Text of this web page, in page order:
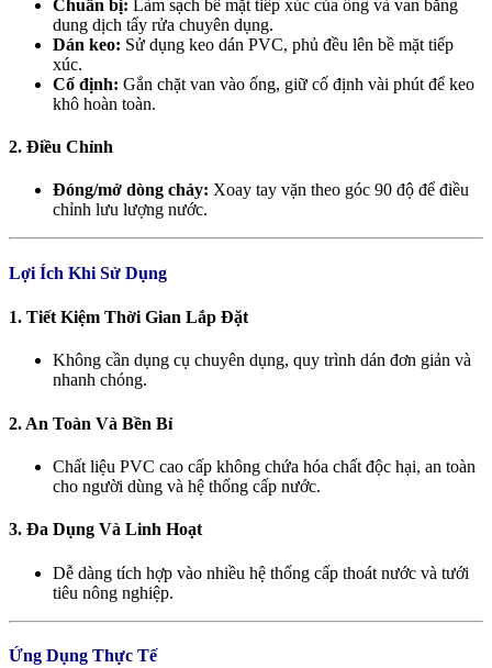
Chuẩn bị: Làm sạch bề mặt tiếp xúc của ống và van bằng
dung dịch tẩy rửa chuyên dụng.
Dán keo: Sử dụng keo dán PVC, phủ đều lên bề mặt tiếp
xúc.
Cố định: Gắn chặt van vào ống, giữ cố định vài phút để keo
khô hoàn toàn.
2. Điều Chỉnh
Đóng/mở dòng chảy: Xoay tay vặn theo góc 90 độ để điều
chỉnh lưu lượng nước.
Lợi Ích Khi Sử Dụng
1. Tiết Kiệm Thời Gian Lắp Đặt
Không cần dụng cụ chuyên dụng, quy trình dán đơn giản và
nhanh chóng.
2. An Toàn Và Bền Bỉ
Chất liệu PVC cao cấp không chứa hóa chất độc hại, an toàn
cho người dùng và hệ thống cấp nước.
3. Đa Dụng Và Linh Hoạt
Dễ dàng tích hợp vào nhiều hệ thống cấp thoát nước và tưới
tiêu nông nghiệp.
Ứng Dụng Thực Tế